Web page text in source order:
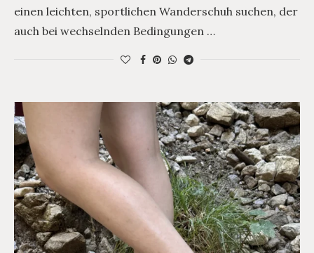
einen leichten, sportlichen Wanderschuh suchen, der
auch bei wechselnden Bedingungen …